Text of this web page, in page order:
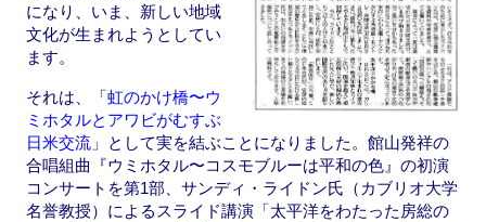
になり、いま、新しい地域
文化が生まれようとしてい
ます。
それは、「虹のかけ橋〜ウ
ミホタルとアワビがむすぶ
日米交流 」として実を結ぶことになりました。館山発祥の
合唱組曲『ウミホタル〜コスモブルーは平和の色』の初演
コンサートを第1部、サンディ・ライドン氏（カブリオ大学
名誉教授）によるスライド講演「太平洋をわたった房総の